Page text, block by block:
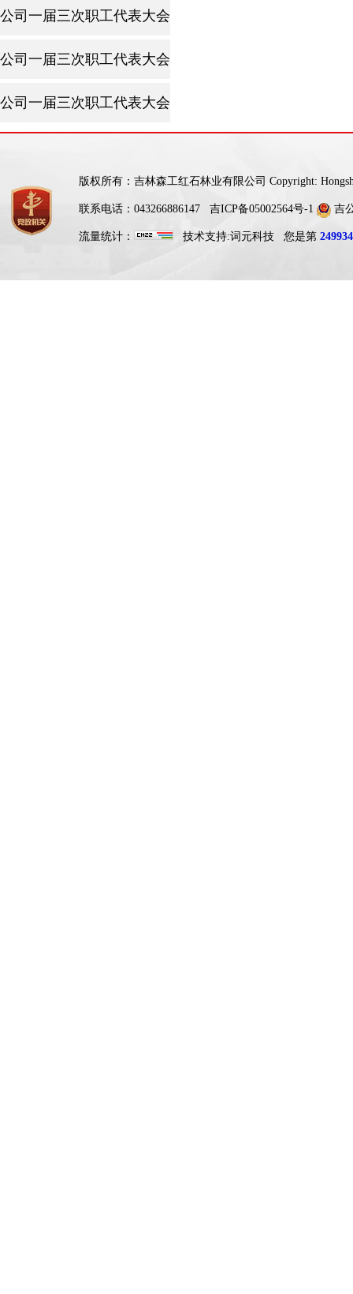
公司一届三次职工代表大会暨2025年工作会议
公司一届三次职工代表大会暨2025年工作会议
公司一届三次职工代表大会暨2025年工作会议
版权所有：吉林森工红石林业有限公司 Copyright:
联系电话：043266886147 吉ICP备05002564号-1 吉
流量统计： 技术支持:词元科技 您是第